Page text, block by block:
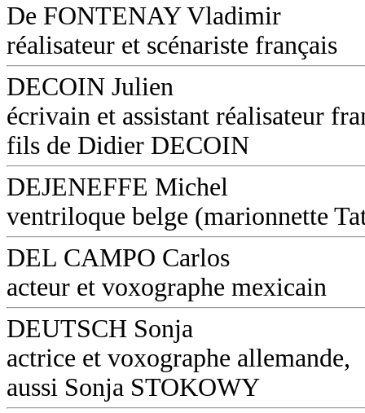
De FONTENAY Vladimir
réalisateur et scénariste français
DECOIN Julien
écrivain et assistant réalisateur
fils de Didier DECOIN
DEJENEFFE Michel
ventriloque belge (marionnette
DEL CAMPO Carlos
acteur et voxographe mexicain
DEUTSCH Sonja
actrice et voxographe allemande,
aussi Sonja STOKOWY